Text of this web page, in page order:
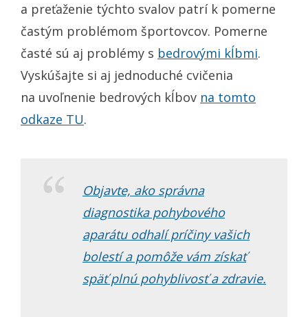
a preťaženie týchto svalov patrí k pomerne
častým problémom športovcov. Pomerne
časté sú aj problémy s bedrovými kĺbmi.
Vyskúšajte si aj jednoduché cvičenia
na uvoľnenie bedrových kĺbov na tomto
odkaze TU.
Objavte, ako správna
diagnostika pohybového
aparátu odhalí príčiny vašich
bolestí a pomôže vám získať
späť plnú pohyblivosť a zdravie.